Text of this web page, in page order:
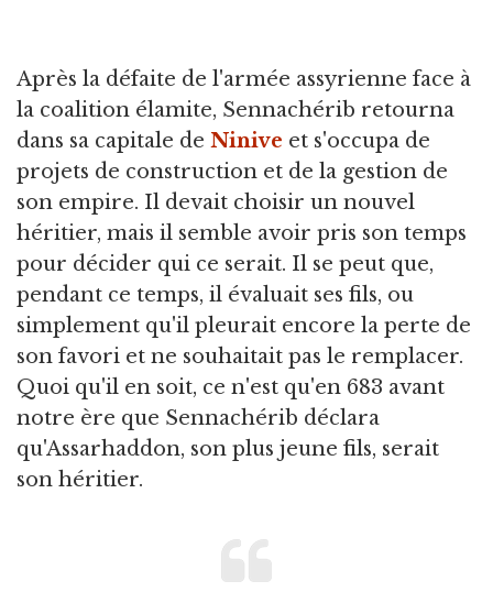
Après la défaite de l'armée assyrienne face à
la coalition élamite, Sennachérib retourna
dans sa capitale de Ninive et s'occupa de
projets de construction et de la gestion de
son empire. Il devait choisir un nouvel
héritier, mais il semble avoir pris son temps
pour décider qui ce serait. Il se peut que,
pendant ce temps, il évaluait ses fils, ou
simplement qu'il pleurait encore la perte de
son favori et ne souhaitait pas le remplacer.
Quoi qu'il en soit, ce n'est qu'en 683 avant
notre ère que Sennachérib déclara
qu'Assarhaddon, son plus jeune fils, serait
son héritier.